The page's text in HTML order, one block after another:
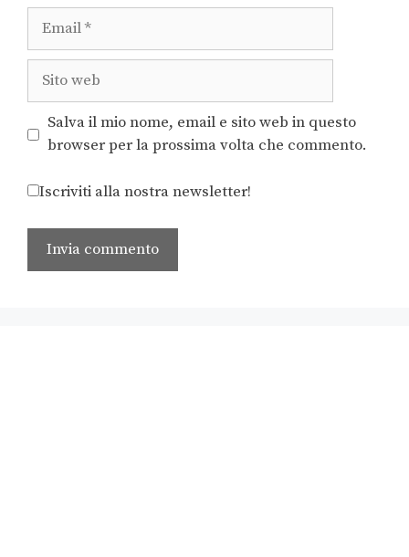
Salva il mio nome, email e sito web in questo
browser per la prossima volta che commento.
Iscriviti alla nostra newsletter!